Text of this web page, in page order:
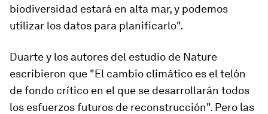
biodiversidad estará en alta mar, y podemos
utilizar los datos para planificarlo".
Duarte y los autores del estudio de Nature
escribieron que "El cambio climático es el telón
de fondo crítico en el que se desarrollarán todos
los esfuerzos futuros de reconstrucción". Pero las